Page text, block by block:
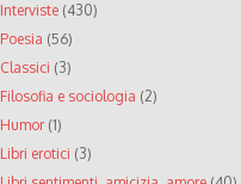
Interviste (430)
Poesia (56)
Classici (3)
Filosofia e sociologia (2)
Humor(1)
Libri erotici (3)